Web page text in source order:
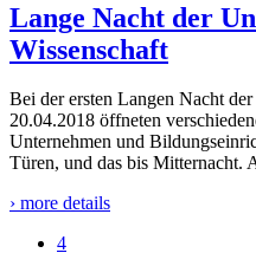
Lange Nacht der
Wissenschaft
Bei der ersten Langen Nacht
20.04.2018 öffneten
Unternehmen und
Türen, und das bis Mitternacht.
› more details